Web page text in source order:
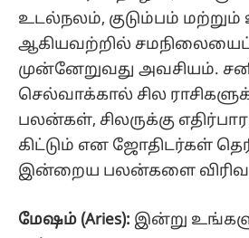
உடல்நலம், குடும்பம்
ஆகியவற்றில்
முன்னேறுவது அவசியம்.
செல்வாக்கால் சில
பலன்கள், சிலருக்கு
கிட்டும் என ஜோதிடர்கள்
இன்றைய பலன்களை
மேஷம் (Aries): இன்று